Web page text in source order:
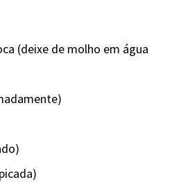
(deixe de molho em água